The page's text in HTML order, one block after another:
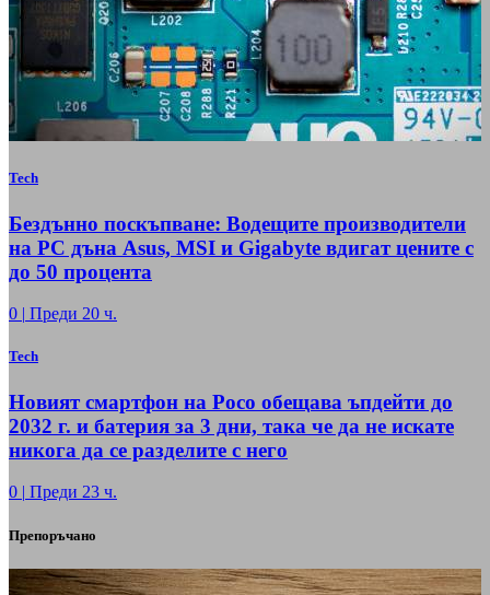
Tech
Бездънно поскъпване: Водещите производители
на РС дъна Asus, MSI и Gigabyte вдигат цените с
до 50 процента
0 | Преди 20 ч.
Tech
Новият смартфон на Poco обещава ъпдейти до
2032 г. и батерия за 3 дни, така че да не искате
никога да се разделите с него
0 | Преди 23 ч.
Препоръчано